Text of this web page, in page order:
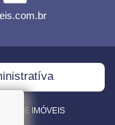
DE IMÓVEIS